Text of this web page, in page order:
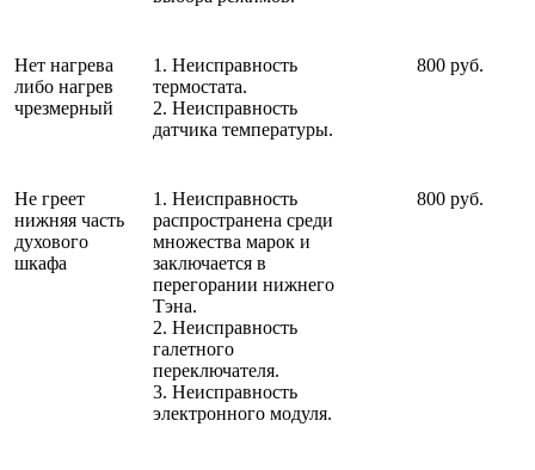
Нет нагрева
либо нагрев
чрезмерный
1. Неисправность
термостата.
2. Неисправность
датчика температуры.
800 руб.
Не греет
нижняя часть
духового
шкафа
1. Неисправность
распространена среди
множества марок и
заключается в
перегорании нижнего
Тэна.
2. Неисправность
галетного
переключателя.
3. Неисправность
электронного модуля.
800 руб.